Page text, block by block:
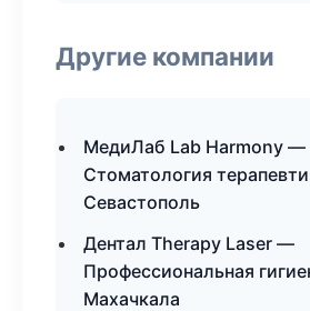
Другие компании
МедиЛаб Lab Harmony —
Стоматология
Севастополь
Дентал Therapy Laser —
Профессиональная
Махачкала